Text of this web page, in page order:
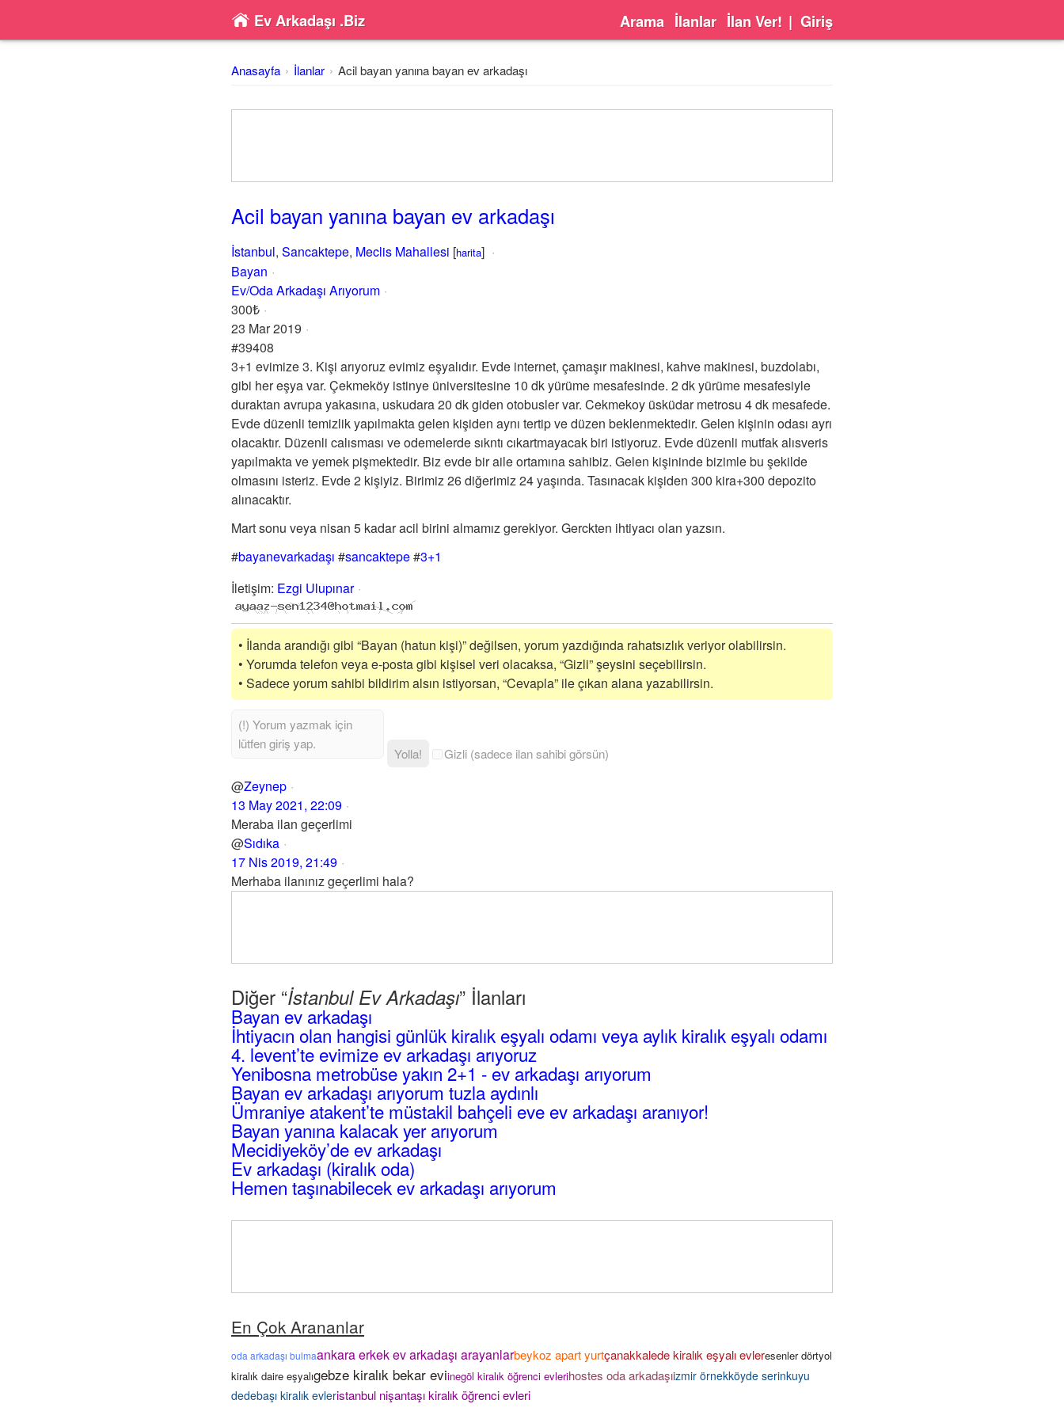
Ev Arkadaşı .Biz Arama İlanlar İlan Ver! | Giriş
Anasayfa İlanlar Acil bayan yanına bayan ev arkadaşı
Acil bayan yanına bayan ev arkadaşı
İstanbul, Sancaktepe, Meclis Mahallesi [harita]
Bayan
Ev/Oda Arkadaşı Arıyorum
300₺
23 Mar 2019
#39408
3+1 evimize 3. Kişi arıyoruz evimiz eşyalıdır. Evde internet, çamaşır makinesi, kahve makinesi, buzdolabı,
gibi her eşya var. Çekmeköy istinye üniversitesine 10 dk yürüme mesafesinde. 2 dk yürüme mesafesiyle
duraktan avrupa yakasına, uskudara 20 dk giden otobusler var. Cekmekoy üsküdar metrosu 4 dk mesafede.
Evde düzenli temizlik yapılmakta gelen kişiden aynı tertip ve düzen beklenmektedir. Gelen kişinin odası ayrı
olacaktır. Düzenli calısması ve odemelerde sıkntı cıkartmayacak biri istiyoruz. Evde düzenli mutfak alısveris
yapılmakta ve yemek pişmektedir. Biz evde bir aile ortamına sahibiz. Gelen kişininde bizimle bu şekilde
olmasını isteriz. Evde 2 kişiyiz. Birimiz 26 diğerimiz 24 yaşında. Tasınacak kişiden 300 kira+300 depozito
alınacaktır.
Mart sonu veya nisan 5 kadar acil birini almamız gerekiyor. Gerckten ihtiyacı olan yazsın.
#bayanevarkadaşı #sancaktepe#3+1
İletişim: Ezgi Ulupınar
• İlanda arandığı gibi “Bayan (hatun kişi)” değilsen, yorum yazdığında rahatsızlık veriyor olabilirsin.
• Yorumda telefon veya e-posta gibi kişisel veri olacaksa, “Gizli” şeysini seçebilirsin.
• Sadece yorum sahibi bildirim alsın istiyorsan, “Cevapla” ile çıkan alana yazabilirsin.
Yolla! Gizli (sadece ilan sahibi görsün)
@Zeynep
13 May 2021, 22:09
Meraba ilan geçerlimi
@Sıdıka
17 Nis 2019, 21:49
Merhaba ilanınız geçerlimi hala?
Diğer “İstanbul Ev Arkadaşı” İlanları
Bayan ev arkadaşı
İhtiyacın olan hangisi günlük kiralık eşyalı odamı veya aylık kiralık eşyalı odamı
4. levent’te evimize ev arkadaşı arıyoruz
Yenibosna metrobüse yakın 2+1 - ev arkadaşı arıyorum
Bayan ev arkadaşı arıyorum tuzla aydınlı
Ümraniye atakent’te müstakil bahçeli eve ev arkadaşı aranıyor!
Bayan yanına kalacak yer arıyorum
Mecidiyeköy’de ev arkadaşı
Ev arkadaşı (kiralık oda)
Hemen taşınabilecek ev arkadaşı arıyorum
En Çok Arananlar
oda arkadaşı bulmaankara erkek ev arkadaşı arayanlarbeykoz apart yurtçanakkalede kiralık eşyalı evleresenler dörtyol
kiralık daire eşyalıgebze kiralık bekar eviinegöl kiralık öğrenci evlerihostes oda arkadaşıizmir örnekköyde serinkuyu
dedebaşı kiralık evleristanbul nişantaşı kiralık öğrenci evleri